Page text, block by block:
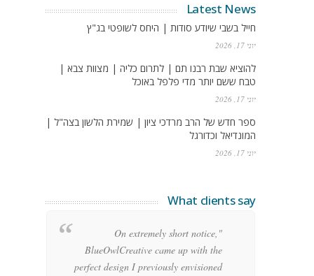
Latest News
חייל בשבי שיודע סודות | היחס לשופטי בג"ץ
יוני 17, 2026
להוציא שבת רבנו תם | לתרום כליה | מצוות צבא |
טבח ששם יותר מדי פלפל באוכל
יוני 17, 2026
ספר חדש של הרב מרדכי ציון | שמירת הלשון בצה"ל |
המונדיאל וכדורגל
יוני 17, 2026
What clients say
"On extremely short notice,
BlueOwlCreative came up with the
perfect design I previously envisioned